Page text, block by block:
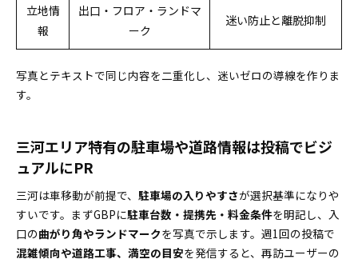
立地情
報
出口・フロア・ランドマ
ーク
迷い防止と離脱抑制
写真とテキストで同じ内容を二重化し、迷いゼロの導線を作りま
す。
三河エリア特有の駐車場や道路情報は投稿でビジ
ュアルにPR
三河は車移動が前提で、 駐車場の入りやすさが選択基準になりや
すいです。まずGBPに駐車台数・提携先・料金条件を明記し、入
口の曲がり角やランドマークを写真で示します。週1回の投稿で
混雑傾向や道路工事、満空の目安を発信すると、再訪ユーザーの